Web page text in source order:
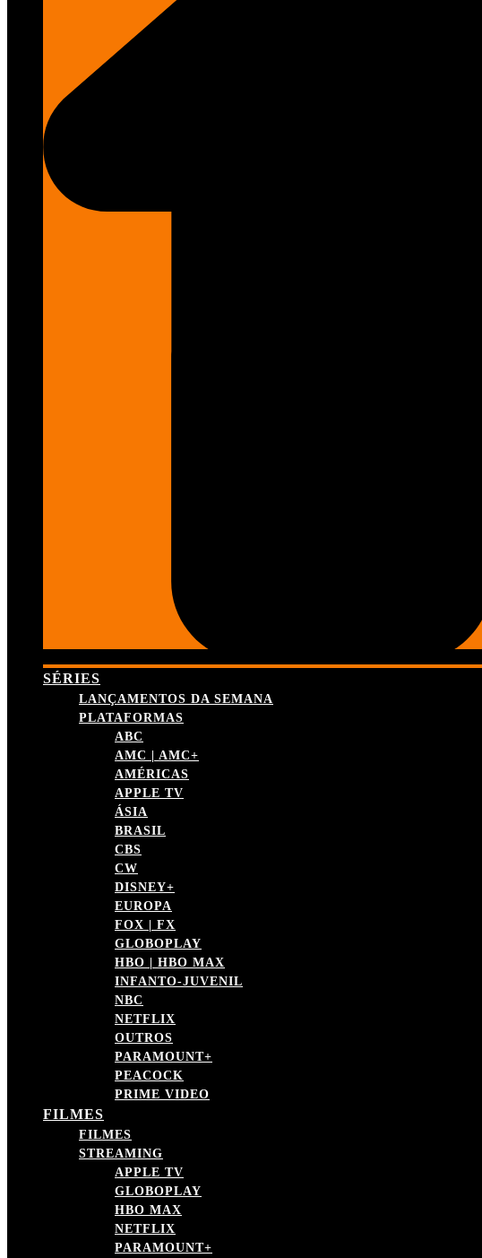
SÉRIES
LANÇAMENTOS DA SEMANA
PLATAFORMAS
ABC
AMC | AMC+
AMÉRICAS
APPLE TV
ÁSIA
BRASIL
CBS
CW
DISNEY+
EUROPA
FOX | FX
GLOBOPLAY
HBO | HBO MAX
INFANTO-JUVENIL
NBC
NETFLIX
OUTROS
PARAMOUNT+
PEACOCK
PRIME VIDEO
FILMES
FILMES
STREAMING
APPLE TV
GLOBOPLAY
HBO MAX
NETFLIX
PARAMOUNT+